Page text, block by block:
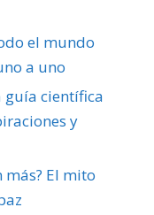
el mundo
a uno
guía científica
y
más? El mito